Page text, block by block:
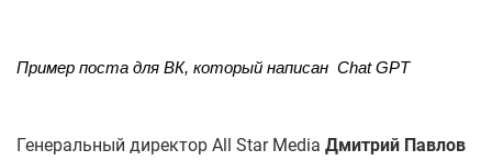
Пример поста для ВК, который написан  Chat GPT
Генеральный директор All Star Media Дмитрий Павлов